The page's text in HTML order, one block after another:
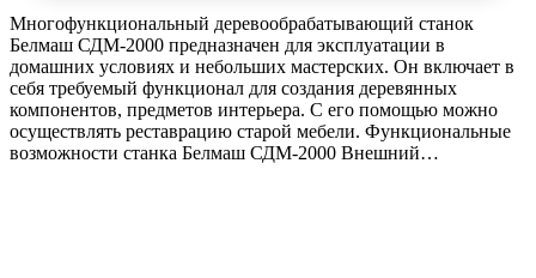
Многофункциональный деревообрабатывающий станок
Белмаш СДМ-2000 предназначен для эксплуатации в
домашних условиях и небольших мастерских. Он включает в
себя требуемый функционал для создания деревянных
компонентов, предметов интерьера. С его помощью можно
осуществлять реставрацию старой мебели. Функциональные
возможности станка Белмаш СДМ-2000 Внешний…